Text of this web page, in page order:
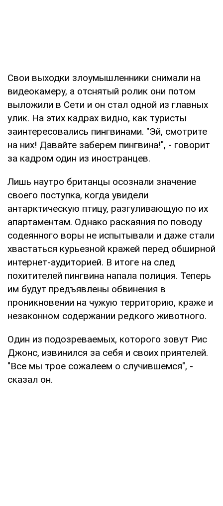
Свои выходки злоумышленники снимали на
видеокамеру, а отснятый ролик они потом
выложили в Сети и он стал одной из главных
улик. На этих кадрах видно, как туристы
заинтересовались пингвинами. "Эй, смотрите
на них! Давайте заберем пингвина!", - говорит
за кадром один из иностранцев.
Лишь наутро британцы осознали значение
своего поступка, когда увидели
антарктическую птицу, разгуливающую по их
апартаментам. Однако раскаяния по поводу
содеянного воры не испытывали и даже стали
хвастаться курьезной кражей перед обширной
интернет-аудиторией. В итоге на след
похитителей пингвина напала полиция. Теперь
им будут предъявлены обвинения в
проникновении на чужую территорию, краже и
незаконном содержании редкого животного.
Один из подозреваемых, которого зовут Рис
Джонс, извинился за себя и своих приятелей.
"Все мы трое сожалеем о случившемся", -
сказал он.